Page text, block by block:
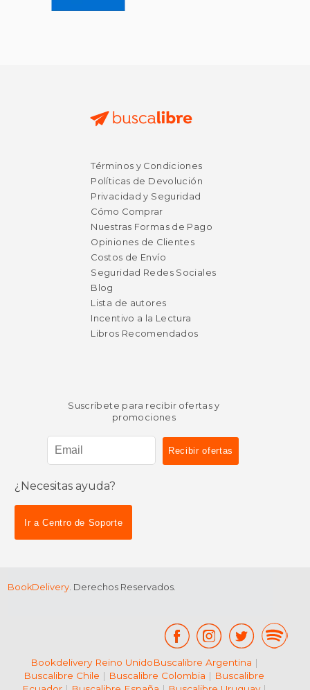
Términos y Condiciones
Políticas de Devolución
Privacidad y Seguridad
Cómo Comprar
Nuestras Formas de Pago
Opiniones de Clientes
Costos de Envío
Seguridad Redes Sociales
Blog
Lista de autores
Incentivo a la Lectura
Libros Recomendados
Suscríbete para recibir ofertas y
promociones
¿Necesitas ayuda?
Ir a Centro de Soporte
BookDelivery. Derechos Reservados.
Bookdelivery Reino UnidoBuscalibre Argentina |
Buscalibre Chile | Buscalibre Colombia | Buscalibre